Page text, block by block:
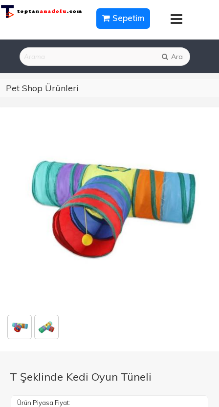
Sepetim
Ara
Pet Shop Ürünleri
T Şeklinde Kedi Oyun Tüneli
Ürün Piyasa Fiyat: